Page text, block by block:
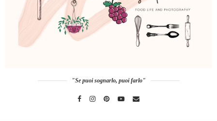
"Se puoi sognarlo, puoi farlo"